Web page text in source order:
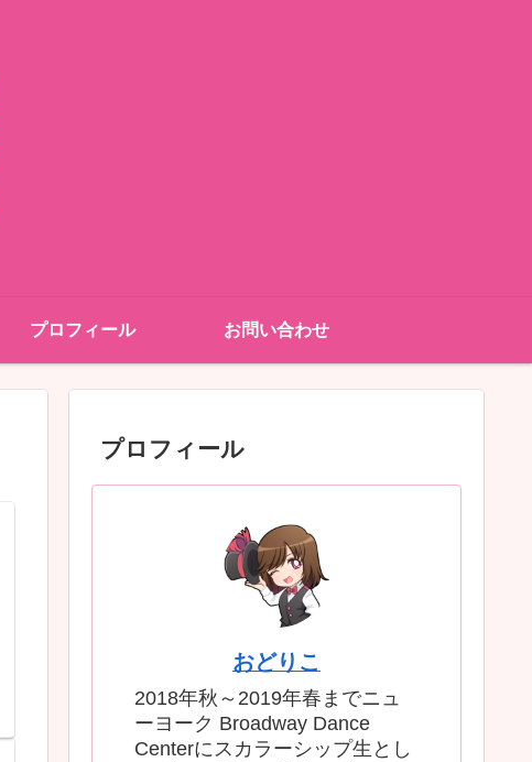
プロフィール お問い合わせ
プロフィール
おどりこ
2018年秋～2019年春までニュ
ーヨーク Broadway Dance
Centerにスカラーシップ生とし